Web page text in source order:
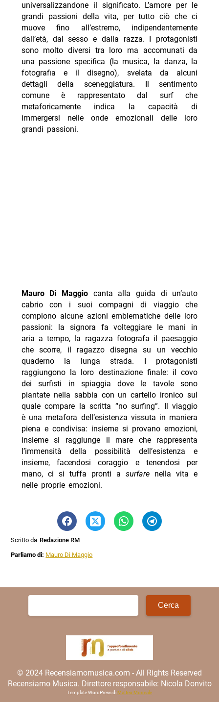
universalizzandone il significato. L’amore per le
grandi passioni della vita, per tutto ciò che ci
muove fino all’estremo, indipendentemente
dall’età, dal sesso e dalla razza. I protagonisti
sono molto diversi tra loro ma accomunati da
una passione specifica (la musica, la danza, la
fotografia e il disegno), svelata da alcuni
dettagli della sceneggiatura. Il sentimento
comune è rappresentato dal surf che
metaforicamente indica la capacità di
immergersi nelle onde emozionali delle loro
grandi passioni.
Mauro Di Maggio canta alla guida di un’auto
cabrio con i suoi compagni di viaggio che
compiono alcune azioni emblematiche delle loro
passioni: la signora fa volteggiare le mani in
aria a tempo, la ragazza fotografa il paesaggio
che scorre, il ragazzo disegna su un vecchio
quaderno la lunga strada. I protagonisti
raggiungono la loro destinazione finale: il covo
dei surfisti in spiaggia dove le tavole sono
piantate nella sabbia con un cartello ironico sul
quale compare la scritta “no surfing”. Il viaggio
è una metafora dell’esistenza vissuta in maniera
piena e condivisa: insieme si provano emozioni,
insieme si raggiunge il mare che rappresenta
l’immensità della possibilità dell’esistenza e
insieme, facendosi coraggio e tenendosi per
mano, ci si tuffa pronti a surfare nella vita e
nelle proprie emozioni.
Scritto da Redazione RM
Parliamo di: Mauro Di Maggio
Ricerca
© 2024 Recensiamomusica.com - All Rights Reserved
Recensiamo Musica. Direttore responsabile: Nicola Donvito
Template WordPress di Matteo Morreale